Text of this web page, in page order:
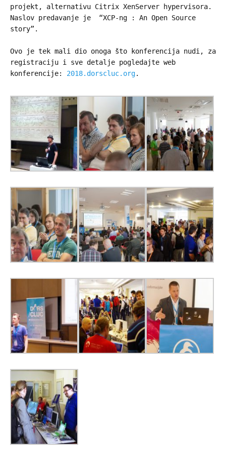
projekt, alternativu Citrix XenServer hypervisora.
Naslov predavanje je “XCP-ng : An Open Source
story”.
Ovo je tek mali dio onoga što konferencija nudi, za
registraciju i sve detalje pogledajte web
konferencije:
2018.dorscluc.org.